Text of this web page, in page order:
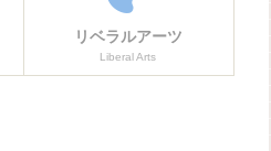
リベラルアーツ
Liberal Arts